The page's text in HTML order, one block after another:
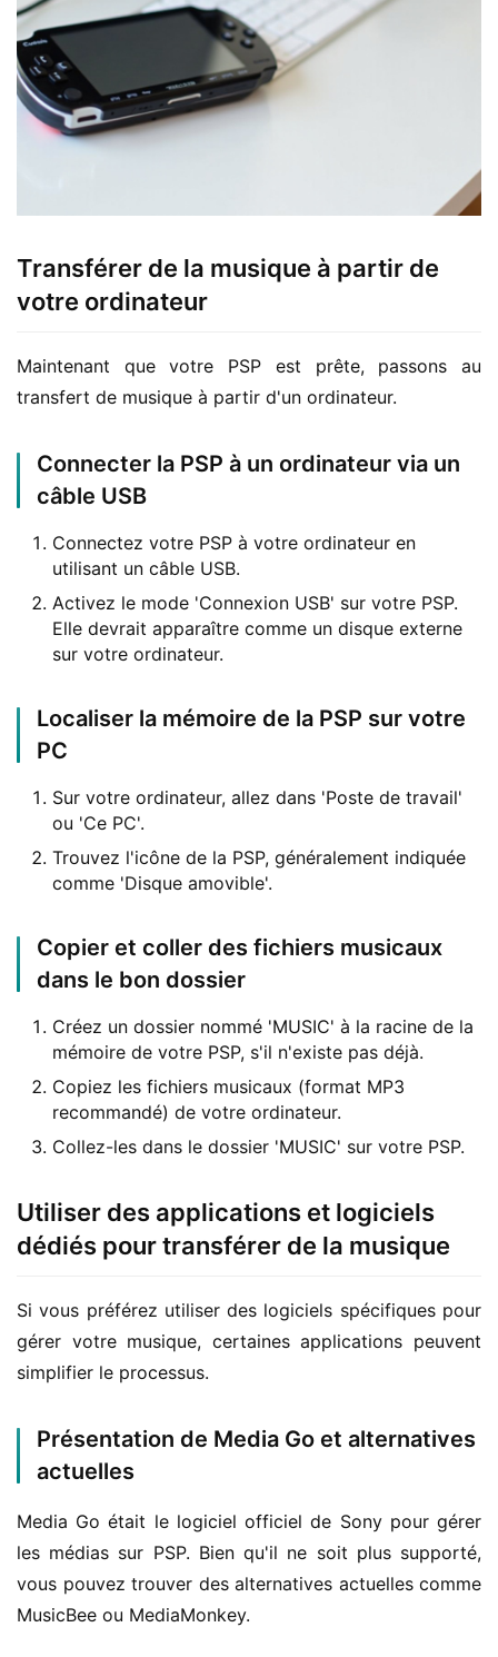
Transférer de la musique à partir de
votre ordinateur
Maintenant que votre PSP est prête, passons au
transfert de musique à partir d'un ordinateur.
Connecter la PSP à un ordinateur via un
câble USB
Connectez votre PSP à votre ordinateur en
utilisant un câble USB.
Activez le mode 'Connexion USB' sur votre PSP.
Elle devrait apparaître comme un disque externe
sur votre ordinateur.
Localiser la mémoire de la PSP sur votre
PC
Sur votre ordinateur, allez dans 'Poste de travail'
ou 'Ce PC'.
Trouvez l'icône de la PSP, généralement indiquée
comme 'Disque amovible'.
Copier et coller des fichiers musicaux
dans le bon dossier
Créez un dossier nommé 'MUSIC' à la racine de la
mémoire de votre PSP, s'il n'existe pas déjà.
Copiez les fichiers musicaux (format MP3
recommandé) de votre ordinateur.
Collez-les dans le dossier 'MUSIC' sur votre PSP.
Utiliser des applications et logiciels
dédiés pour transférer de la musique
Si vous préférez utiliser des logiciels spécifiques pour
gérer votre musique, certaines applications peuvent
simplifier le processus.
Présentation de Media Go et alternatives
actuelles
Media Go était le logiciel officiel de Sony pour gérer
les médias sur PSP. Bien qu'il ne soit plus supporté,
vous pouvez trouver des alternatives actuelles comme
MusicBee ou MediaMonkey.